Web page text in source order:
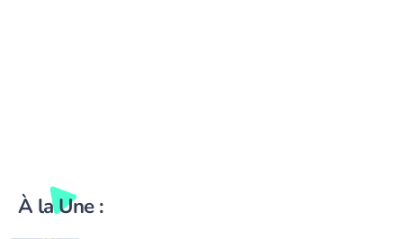
À la Une :